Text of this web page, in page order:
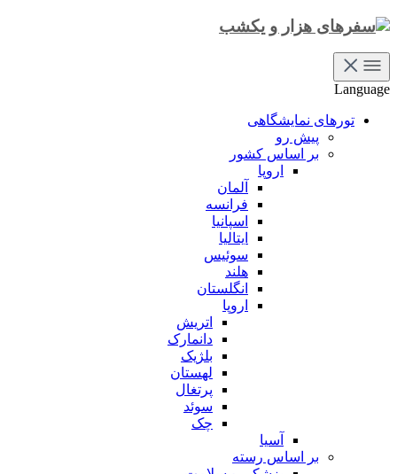
Language
تورهای نمایشگاهی
پیش رو
بر اساس کشور
اروپا
آلمان
فرانسه
اسپانیا
ایتالیا
سوئیس
هلند
انگلستان
اروپا
اتریش
دانمارک
بلژیک
لهستان
پرتغال
سوئد
چک
آسیا
بر اساس رسته